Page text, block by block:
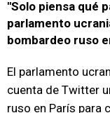
"Solo piensa qué
parlamento
bombardeo ruso
El parlamento
cuenta de Twitter
ruso en París para